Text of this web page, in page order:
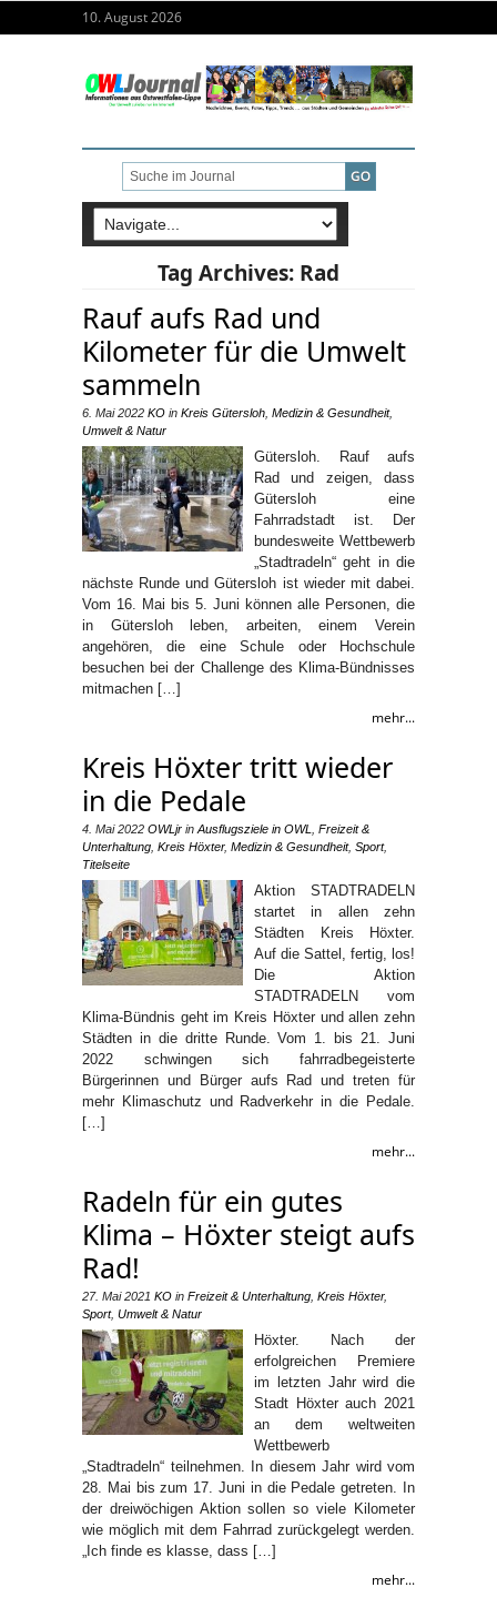
10. August 2026
Tag Archives: Rad
Rauf aufs Rad und
Kilometer für die Umwelt
sammeln
6. Mai 2022 KO in Kreis Gütersloh Medizin & Gesundheit,
Umwelt & Natur
Gütersloh. Rauf aufs
Rad und zeigen, dass
Gütersloh eine
Fahrradstadt ist. Der
bundesweite Wettbewerb
„Stadtradeln“ geht in die
nächste Runde und Gütersloh ist wieder mit dabei.
Vom 16. Mai bis 5. Juni können alle Personen, die
in Gütersloh leben, arbeiten, einem Verein
angehören, die eine Schule oder Hochschule
besuchen bei der Challenge des Klima-Bündnisses
mitmachen […]
mehr...
Kreis Höxter tritt wieder
in die Pedale
4. Mai 2022 OWLjr in Ausflugsziele in OWL
Freizeit &
Unterhaltung Kreis Höxter, Medizin & Gesundheit, Sport,
Titelseite
Aktion STADTRADELN
startet in allen zehn
Städten Kreis Höxter.
Auf die Sattel, fertig, los!
Die Aktion
STADTRADELN vom
Klima-Bündnis geht im Kreis Höxter und allen zehn
Städten in die dritte Runde. Vom 1. bis 21. Juni
2022 schwingen sich fahrradbegeisterte
Bürgerinnen und Bürger aufs Rad und treten für
mehr Klimaschutz und Radverkehr in die Pedale.
[…]
mehr...
Radeln für ein gutes
Klima – Höxter steigt aufs
Rad!
27. Mai 2021 KO in Freizeit & Unterhaltung Kreis Höxter,
Sport, Umwelt & Natur
Höxter. Nach der
erfolgreichen Premiere
im letzten Jahr wird die
Stadt Höxter auch 2021
an dem weltweiten
Wettbewerb
„Stadtradeln“ teilnehmen. In diesem Jahr wird vom
28. Mai bis zum 17. Juni in die Pedale getreten. In
der dreiwöchigen Aktion sollen so viele Kilometer
wie möglich mit dem Fahrrad zurückgelegt werden.
„Ich finde es klasse, dass […]
mehr...